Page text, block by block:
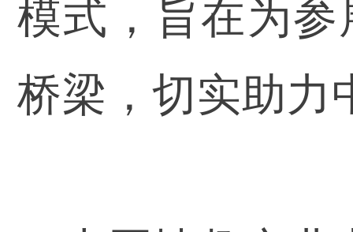
模式，旨在为
桥梁，切实助力